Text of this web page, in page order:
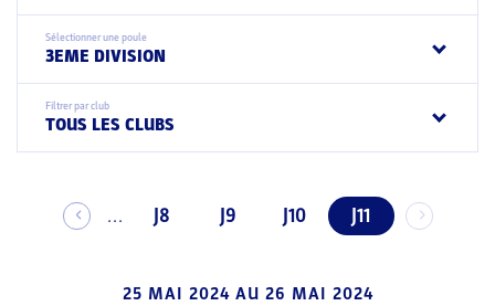
Sélectionner une poule
3EME DIVISION
Filtrer par club
TOUS LES CLUBS
... J8 J9 J10 J11
25 MAI 2024AU 26 MAI 2024